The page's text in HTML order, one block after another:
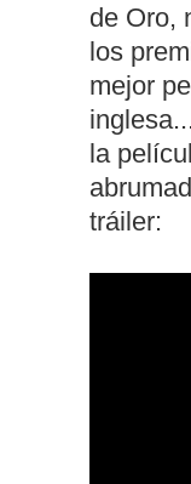
de Oro,
los
mejor
la
tráiler: